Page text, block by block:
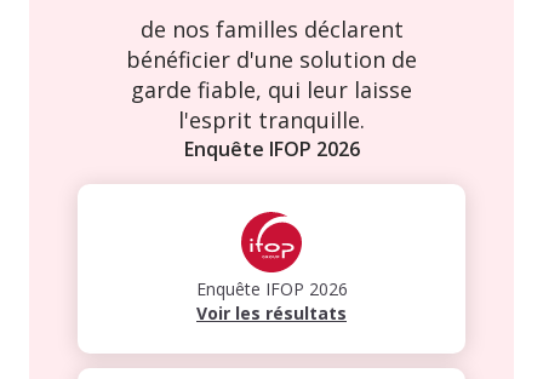
de nos familles déclarent
bénéficier d'une solution de
garde fiable, qui leur laisse
l'esprit tranquille.
Enquête IFOP 2026
Enquête IFOP 2026
Voir les résultats